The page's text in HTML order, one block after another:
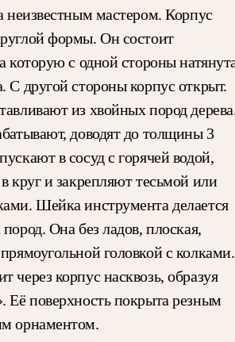
неизвестным мастером. Корпус
формы. Он состоит
которую с одной стороны
С другой стороны корпус открыт.
из хвойных пород
доводят до толщины 3
в сосуд с горячей водой,
круг и закрепляют тесьмой или
Шейка инструмента делается
Она без ладов, плоская,
головкой с колками.
через корпус насквозь, образуя
Её поверхность покрыта резным
орнаментом.